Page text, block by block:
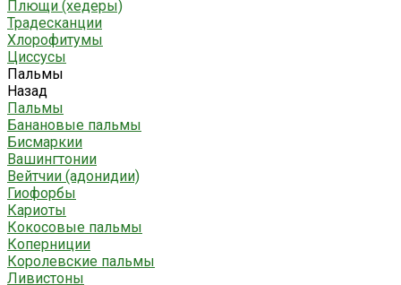
Плющи (хедеры)
Традесканции
Хлорофитумы
Циссусы
Пальмы
Назад
Пальмы
Банановые пальмы
Бисмаркии
Вашингтонии
Вейтчии (адонидии)
Гиофорбы
Кариоты
Кокосовые пальмы
Коперниции
Королевские пальмы
Ливистоны